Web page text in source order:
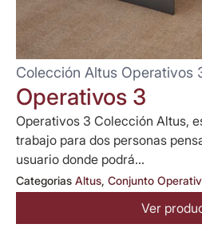
Colección Altus Operativos
Operativos 3
Operativos 3 Colección Altus,
trabajo para dos personas
usuario donde podrá...
Categorias Altus, Conjunto
Ver